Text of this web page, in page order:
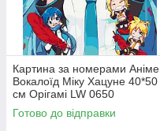
Картина за номерами Аніме
Вокалоїд Міку Хацуне 40*50
см Орігамі LW 0650
Готово до відправки